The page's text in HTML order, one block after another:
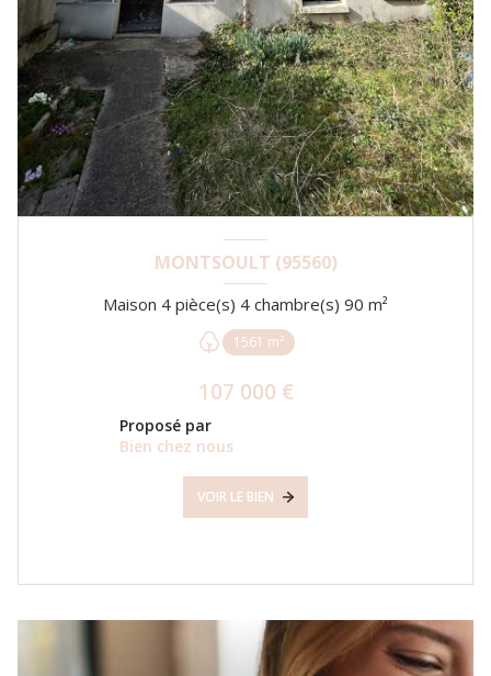
MONTSOULT (95560)
Maison 4 pièce(s) 4 chambre(s) 90 m²
1561 m²
107 000 €
Proposé par
Bien chez nous
VOIR LE BIEN